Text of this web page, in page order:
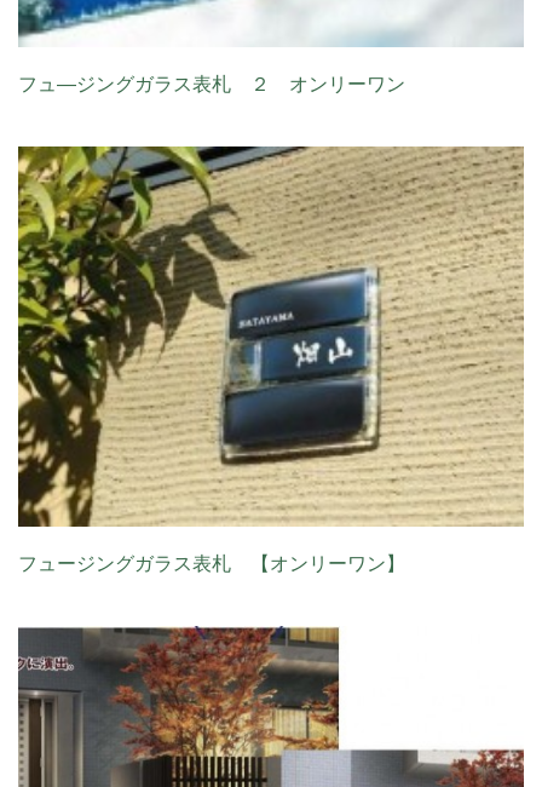
フュ―ジングガラス表札 ２ オンリーワン
フュージングガラス表札 【オンリーワン】